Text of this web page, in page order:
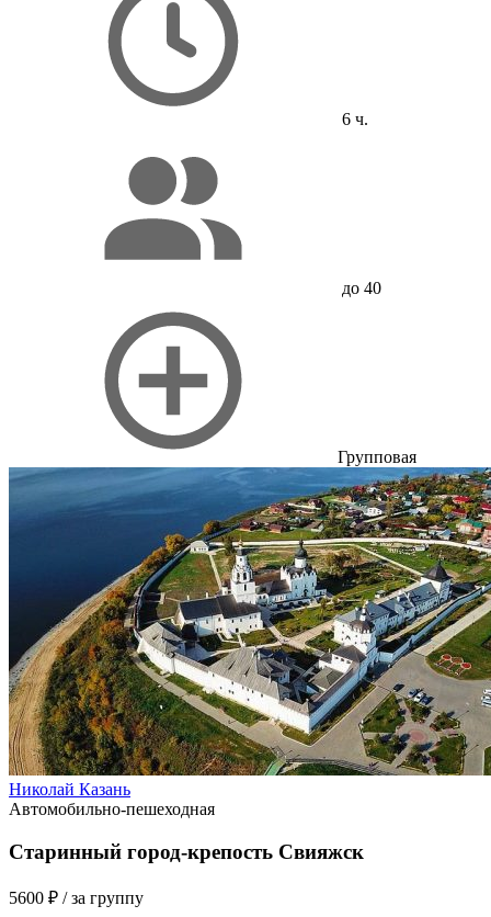
6 ч.
до 40
Групповая
Николай Казань
Автомобильно-пешеходная
Старинный город-крепость Свияжск
5600 ₽ / за группу